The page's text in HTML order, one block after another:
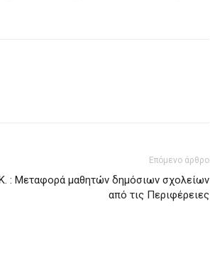
Επόμενο άρθρο
: Μεταφορά μαθητών δημόσιων σχολείων
από τις Περιφέρειες